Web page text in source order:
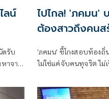
ลน์
ดรับ
าจาก
ไปไกล! 'ภคมน'
ต้องสาวถึงคนส
อธิบดี
'ภคมน' ชี้โกงสอบท้องถิ่
ไม่ใช่แค่จับคนทุจริต ไ